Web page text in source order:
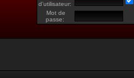
d’utilisateur:
Mot de
passe: